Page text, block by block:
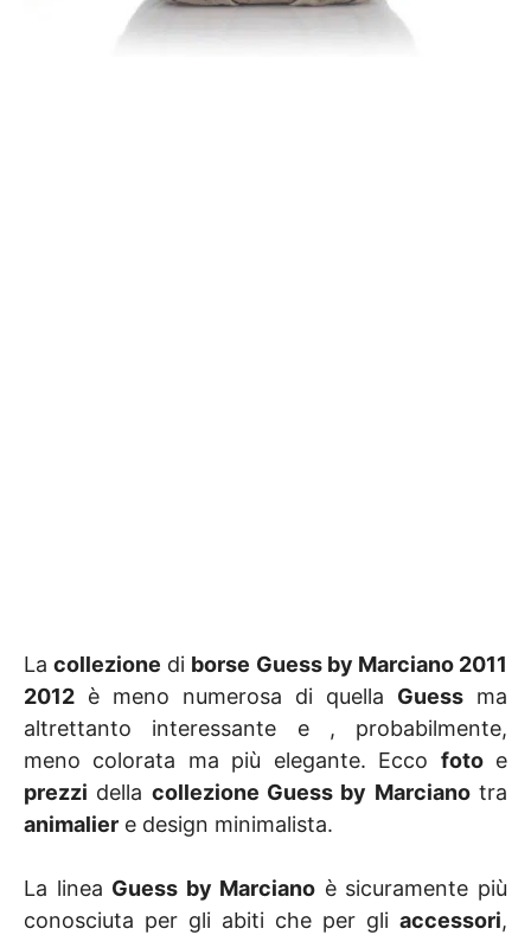
Lacollezione di borse Guess by Marciano 2011
2012 è meno numerosa di quella Guess ma
altrettanto interessante e , probabilmente,
meno colorata ma più elegante. Ecco fotoe
prezzi della collezione Guess by Marcianotra
animalier e design minimalista.
La linea Guess by Marciano è sicuramente più
conosciuta per gli abiti che per gli accessori,